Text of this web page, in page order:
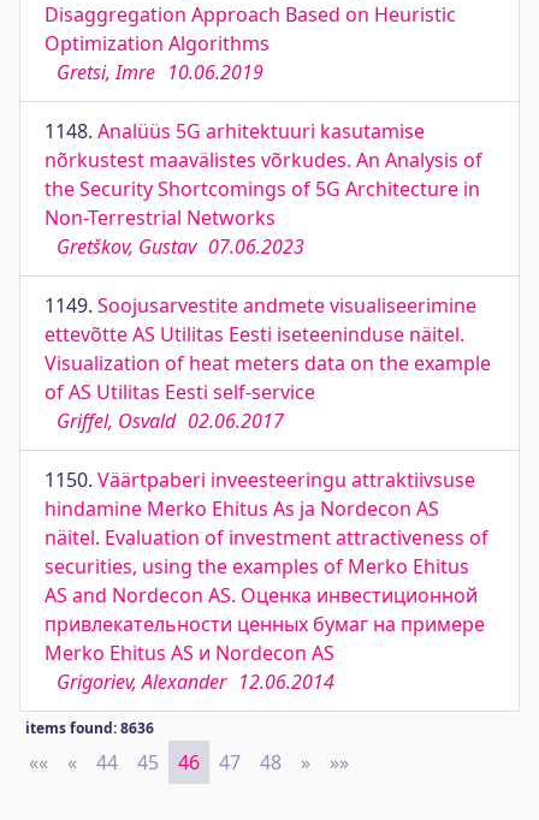
Disaggregation Approach Based on Heuristic
Optimization Algorithms
Gretsi, Imre 10.06.2019
1148. Analüüs 5G arhitektuuri kasutamise
nõrkustest maavälistes võrkudes. An Analysis of
the Security Shortcomings of 5G Architecture in
Non-Terrestrial Networks
Gretškov, Gustav 07.06.2023
1149. Soojusarvestite andmete visualiseerimine
ettevõtte AS Utilitas Eesti iseteeninduse näitel.
Visualization of heat meters data on the example
of AS Utilitas Eesti self-service
Griffel, Osvald 02.06.2017
1150. Väärtpaberi inveesteeringu attraktiivsuse
hindamine Merko Ehitus As ja Nordecon AS
näitel. Evaluation of investment attractiveness of
securities, using the examples of Merko Ehitus
AS and Nordecon AS. Оценка инвестиционной
привлекательности ценных бумаг на примере
Merko Ehitus AS и Nordecon AS
Grigoriev, Alexander 12.06.2014
items found: 8636
«« First
« Previous
44 45 46 47 48 » Next
»»